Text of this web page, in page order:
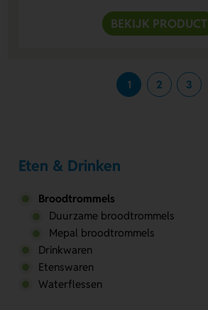
BEKIJK PRODUCT
1 2 3
Eten & Drinken
Broodtrommels
Duurzame broodtrommels
Mepal broodtrommels
Drinkwaren
Etenswaren
Waterflessen